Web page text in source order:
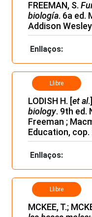
FREEMAN, S.
biología. 6a ed.
Addison Wesley
Enllaços:
Llibre
LODISH H. [et al
biology. 9th ed.
Freeman ;
Education, cop.
Enllaços:
Llibre
MCKEE, T.;